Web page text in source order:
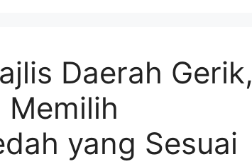
Daerah Gerik,
Memilih
yang Sesuai